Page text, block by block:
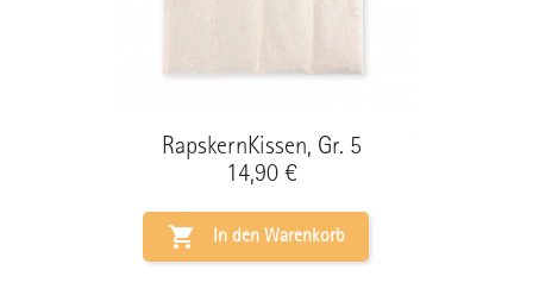
RapskernKissen, Gr. 5
Preis
14,90 €
 In den Warenkorb